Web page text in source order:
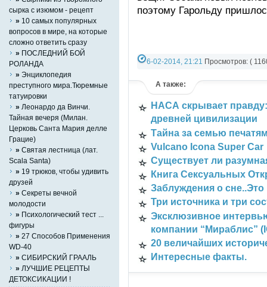
поэтому Гарольду
6-02-2014, 21:21
Просмотров: (
А также:
НАСА скрывает
древней цивилизации
Тайна за семью
Vulcano Icona Super Car
Существует ли
Книга Сексуальных
Заблуждения о сне..Это
Три источника и три
Эксклюзивное
компании “Мираблис”
20 величайших
Интересные факты.
сырка с изюмом - рецепт
» 10 самых популярных
вопросов в мире, на которые
сложно ответить сразу
» ПОСЛЕДНИЙ БОЙ
РОЛАНДА
» Энциклопедия
преступного мира.Тюремные
татуировки
» Леонардо да Винчи.
Тайная вечеря (Милан.
Церковь Санта Мария делле
Грацие)
» Святая лестница (лат.
Scala Santa)
» 19 трюков, чтобы удивить
друзей
» Секреты вечной
молодости
» Психологический тест ...
фигуры
» 27 Способов Применения
WD-40
» СИБИРСКИЙ ГРААЛЬ
» ЛУЧШИЕ РЕЦЕПТЫ
ДЕТОКСИКАЦИИ !